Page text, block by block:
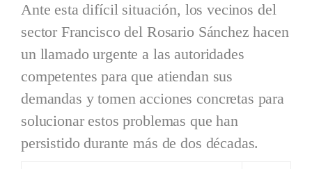
Ante esta difícil situación, los vecinos del
sector Francisco del Rosario Sánchez hacen
un llamado urgente a las autoridades
competentes para que atiendan sus
demandas y tomen acciones concretas para
solucionar estos problemas que han
persistido durante más de dos décadas.